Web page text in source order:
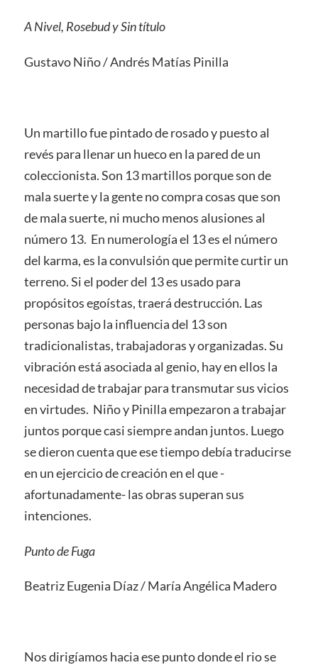
A Nivel, Rosebud y Sin título
Gustavo Niño / Andrés Matías Pinilla
Un martillo fue pintado de rosado y puesto al
revés para llenar un hueco en la pared de un
coleccionista. Son 13 martillos porque son de
mala suerte y la gente no compra cosas que son
de mala suerte, ni mucho menos alusiones al
número 13. En numerología el 13 es el número
del karma, es la convulsión que permite curtir un
terreno. Si el poder del 13 es usado para
propósitos egoístas, traerá destrucción. Las
personas bajo la influencia del 13 son
tradicionalistas, trabajadoras y organizadas. Su
vibración está asociada al genio, hay en ellos la
necesidad de trabajar para transmutar sus vicios
en virtudes. Niño y Pinilla empezaron a trabajar
juntos porque casi siempre andan juntos. Luego
se dieron cuenta que ese tiempo debía traducirse
en un ejercicio de creación en el que -
afortunadamente- las obras superan sus
intenciones.
Punto de Fuga
Beatriz Eugenia Díaz / María Angélica Madero
Nos dirigíamos hacia ese punto donde el rio se